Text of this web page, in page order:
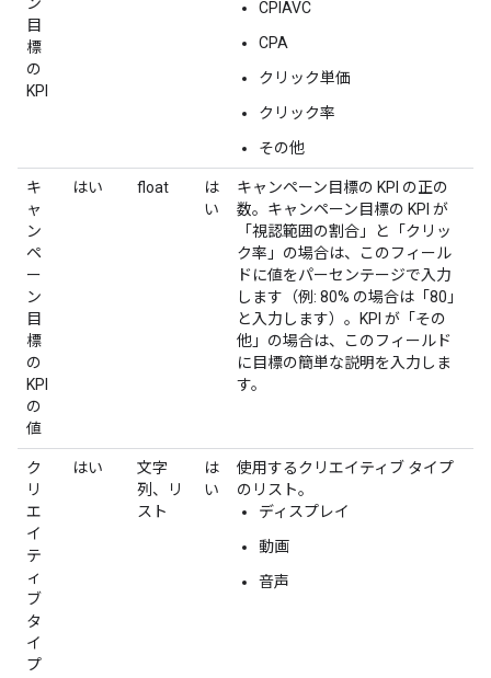
目
標
の
KPI
CPIAVC
CPA
クリック単価
クリック率
その他
キ
ャ
ン
ペ
ー
ン
目
標
の
KPI
の
値
はい float
は
い
キャンペーン目標の KPI の正の
数。キャンペーン目標の KPI が
「視認範囲の割合」と「クリッ
ク率」の場合は、このフィール
ドに値をパーセンテージで入力
します（例: 80% の場合は「80」
と入力します）。KPI が「その
他」の場合は、このフィールド
に目標の簡単な説明を入力しま
す。
ク
リ
エ
イ
テ
ィ
ブ
タ
イ
プ
はい
文字
列、リ
スト
は
い
使用するクリエイティブ タイプ
のリスト。
ディスプレイ
動画
音声